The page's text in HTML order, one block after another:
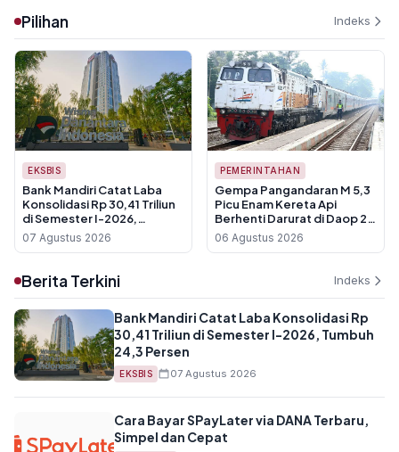
Pilihan Indeks
EKSBIS
Bank Mandiri Catat Laba
Konsolidasi Rp 30,41 Triliun
di Semester I-2026,
Tumbuh 24,3 Persen
07 Agustus 2026
PEMERINTAHAN
Gempa Pangandaran M 5,3
Picu Enam Kereta Api
Berhenti Darurat di Daop 2
Bandung
06 Agustus 2026
Berita Terkini Indeks
Bank Mandiri Catat Laba Konsolidasi Rp
30,41 Triliun di Semester I-2026, Tumbuh
24,3 Persen
EKSBIS 07 Agustus 2026
Cara Bayar SPayLater via DANA Terbaru,
Simpel dan Cepat